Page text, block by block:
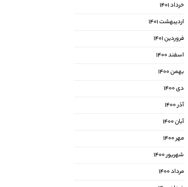
خرداد ۱۴۰۱
اردیبهشت ۱۴۰۱
فروردین ۱۴۰۱
اسفند ۱۴۰۰
بهمن ۱۴۰۰
دی ۱۴۰۰
آذر ۱۴۰۰
آبان ۱۴۰۰
مهر ۱۴۰۰
شهریور ۱۴۰۰
مرداد ۱۴۰۰